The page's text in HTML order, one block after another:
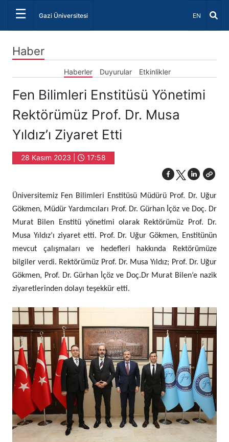
☰ Gazi Üniversitesi Dil Seçiniz
EN
Haber
Haberler Duyurular Etkinlikler
Fen Bilimleri Enstitüsü Yönetimi
Rektörümüz Prof. Dr. Musa
Yıldız’ı Ziyaret Etti
28 Kasım 2023 | 17:58
Üniversitemiz Fen Bilimleri Enstitüsü Müdürü Prof. Dr. Uğur
Gökmen, Müdür Yardımcıları Prof. Dr. Gürhan İçöz ve Doç. Dr
Murat Bilen Enstitü yönetimi olarak Rektörümüz Prof. Dr.
Musa Yıldız’ı ziyaret etti. Prof. Dr. Uğur Gökmen, Enstitünün
mevcut çalışmaları ve hedefleri hakkında Rektörümüze
bilgiler verdi. Rektörümüz Prof. Dr. Musa Yıldız; Prof. Dr. Uğur
Gökmen, Prof. Dr. Gürhan İçöz ve Doç.Dr Murat Bilen’e nazik
ziyaretlerinden dolayı teşekkür etti.